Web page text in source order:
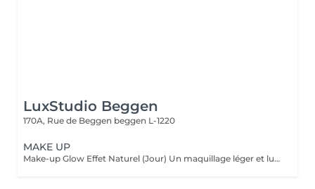
LuxStudio Beggen
170A, Rue de Beggen beggen L-1220
MAKE UP
Make-up Glow Effet Naturel (Jour) Un maquillage léger et lumineux qui sublime votre beauté naturelle. Idéal pour la journée, rendez-vous professionnels ou shootings naturels. Teint unifié, regard réveillé, sans surcharge. Frais, discret et élégant. Make-up Glamour Événements & Soirées Un maquillage sophistiqué avec une tenue renforcée, parfait pour fêtes, mariages ou séances photo. Association d'un teint parfait, d'un regard travaillé et de corrections subtiles pour un effet wow qui reste naturel. Élégance, intensité et mise en valeur. Make-up Luxe Haute Définition & Longue Durée Un maquillage professionnel avec préparation complète de la peau, correction des volumes, camouflage des imperfections et mise en lumière des traits. Tenue extrême, idéal pour caméras HD, mariée, ou occasions exigeantes. Finition impeccable, résultat haut de gamme.